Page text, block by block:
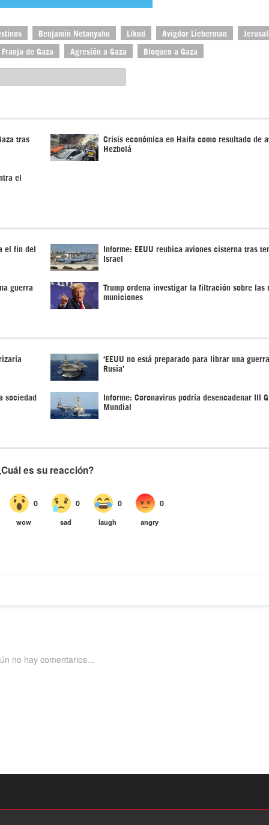
Benjamín Netanyahu Likud Avigdor Lieberman
Franja de Gaza Agresión a Gaza Bloqueo a Gaza
tras Crisis económica en Haifa como resultado de
Hezbolá
el
el fin del Informe: EEUU reubica aviones cisterna tras
Israel
guerra Trump ordena investigar la filtración sobre las
municiones
‘EEUU no está preparado para librar una
Rusia’
sociedad Informe: Coronavirus podría desencadenar III
Mundial